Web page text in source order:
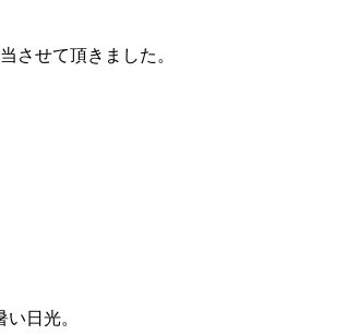
させて頂きました。
日光。